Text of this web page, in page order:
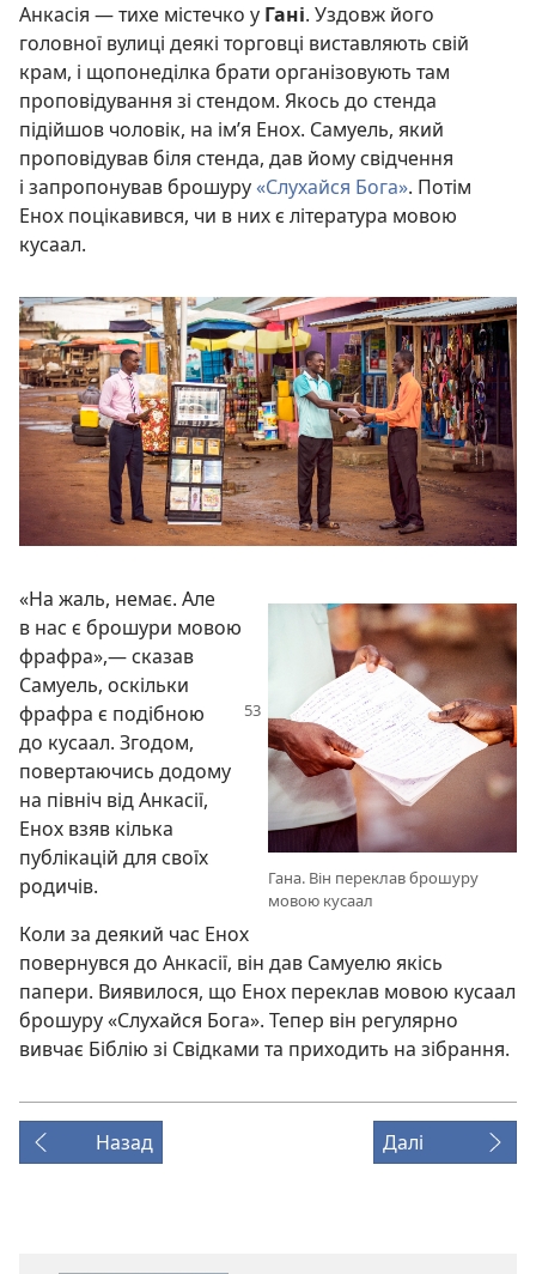
Анкасія — тихе містечко у Гані. Уздовж його
головної вулиці деякі торговці виставляють свій
крам, і щопонеділка брати організовують там
проповідування зі стендом. Якось до стенда
підійшов чоловік, на ім’я Енох. Самуель, який
проповідував біля стенда, дав йому свідчення
і запропонував брошуру«Слухайся Бога». Потім
Енох поцікавився, чи в них є література мовою
кусаал.
Гана. Він переклав брошуру
мовою кусаал
«На жаль, немає. Але
в нас є брошури мовою
фрафра»,— сказав
Самуель, оскільки
фрафра є подібною
до кусаал. Згодом,
повертаючись додому
на північ від Анкасії,
Енох взяв кілька
публікацій для своїх
родичів.
Коли за деякий час Енох
повернувся до Анкасії, він дав Самуелю якісь
папери. Виявилося, що Енох переклав мовою кусаал
брошуру «Слухайся Бога». Тепер він регулярно
вивчає Біблію зі Свідками та приходить на зібрання.
Назад Далі